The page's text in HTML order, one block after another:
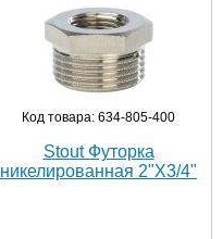
Код товара: 634-805-400
Stout Футорка
никелированная 2"X3/4"